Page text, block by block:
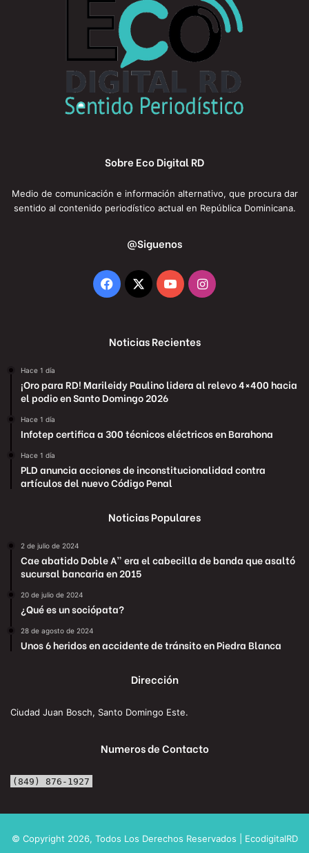
Sobre Eco Digital RD
Medio de comunicación e información alternativo, que procura dar
sentido al contenido periodístico actual en República Dominicana.
@Siguenos
Facebook
X YouTubeInstagram
Noticias Recientes
Hace 1 día
¡Oro para RD! Marileidy Paulino lidera al relevo 4×400 hacia
el podio en Santo Domingo 2026
Hace 1 día
Infotep certifica a 300 técnicos eléctricos en Barahona
Hace 1 día
PLD anuncia acciones de inconstitucionalidad contra
artículos del nuevo Código Penal
Noticias Populares
2 de julio de 2024
Cae abatido Doble A” era el cabecilla de banda que asaltó
sucursal bancaria en 2015
20 de julio de 2024
¿Qué es un sociópata?
28 de agosto de 2024
Unos 6 heridos en accidente de tránsito en Piedra Blanca
Dirección
Ciudad Juan Bosch, Santo Domingo Este.
Numeros de Contacto
(849) 876-1927
© Copyright 2026, Todos Los Derechos Reservados | EcodigitalRD